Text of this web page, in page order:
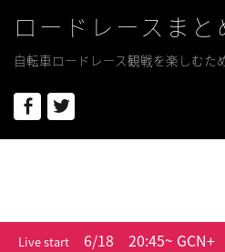
ロードレースまと
自転車ロードレース観戦を楽しむた
Facebook
Live start 6/18 20:45~ GCN+